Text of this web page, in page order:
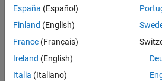
España (Español)
Finland (English)
France (Français)
Ireland (English)
Italia (Italiano)
© 1994-2026 The MathWorks, Inc.